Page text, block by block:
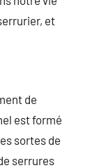
et
de
est formé
sortes de
serrures